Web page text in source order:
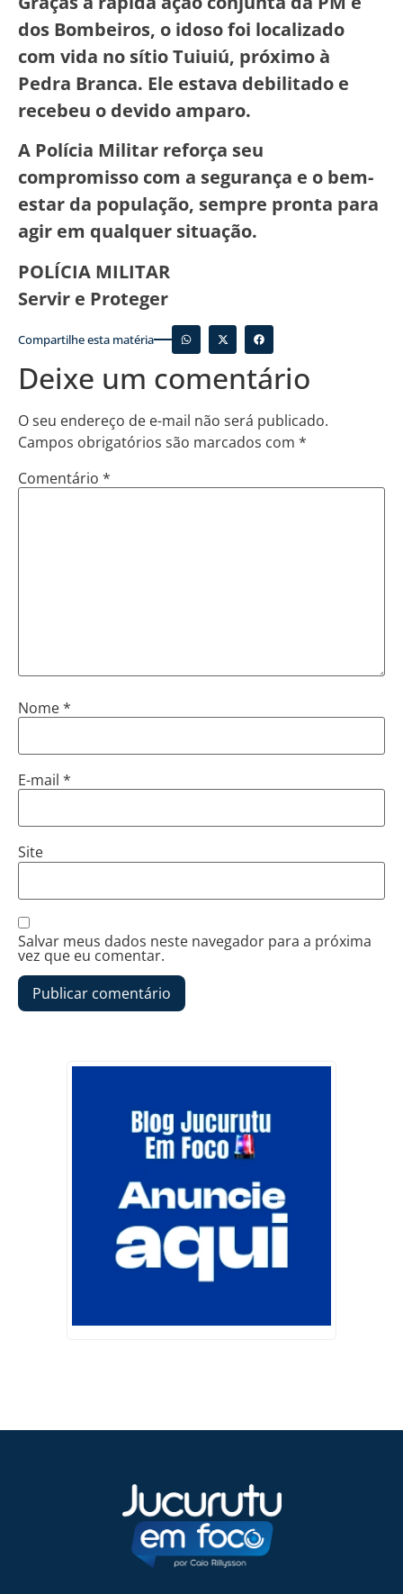
dos Bombeiros, o idoso foi localizado
com vida no sítio Tuiuiú, próximo à
Pedra Branca. Ele estava debilitado e
recebeu o devido amparo.
A Polícia Militar reforça seu
compromisso com a segurança e o bem-
estar da população, sempre pronta para
agir em qualquer situação.
POLÍCIA MILITAR
Servir e Proteger
Compartilhe esta matéria
Deixe um comentário
O seu endereço de e-mail não será publicado.
Campos obrigatórios são marcados com *
Comentário *
Nome*
E-mail *
Site
Salvar meus dados neste navegador para a próxima
vez que eu comentar.